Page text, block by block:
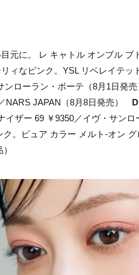
元に。 レ キャトル オンブル ブ
ィなピンク。YSL リベレイテッ
ンローラン・ボーテ（8月1日発
NARS JAPAN（8月8日発売） D
イザー 69 ￥9350／イヴ・サン
ク。ピュア カラー メルト-オン